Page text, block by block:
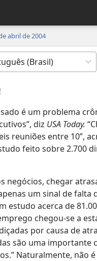
abril de 2004
é um problema
diz USA Today.
reuniões entre 10”,
feito sobre 2.700
negócios, chegar
um sinal de falta
estudo acerca de
chegou-se a
por causa de
são uma importante
Naturalmente, não